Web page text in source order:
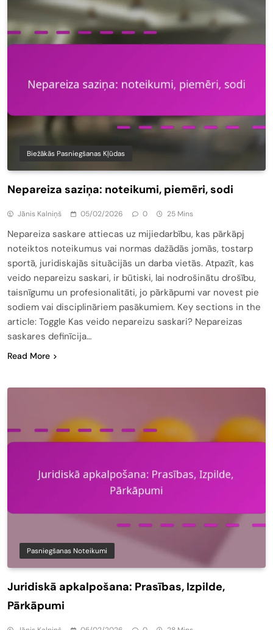
Biežākās Pasniegšanas Kļūdas
Nepareiza saziņa: noteikumi, piemēri, sodi
Jānis Kalniņš 05/02/2026 0 25 Mins
Nepareiza saskare attiecas uz mijiedarbību, kas pārkāpj
noteiktos noteikumus vai normas dažādās jomās, tostarp
sportā, juridiskajās situācijās un darba vietās. Atpazīt, kas
veido nepareizu saskari, ir būtiski, lai nodrošinātu drošību,
taisnīgumu un profesionalitāti, jo pārkāpumi var novest pie
sodiem vai disciplināriem pasākumiem. Key sections in the
article: Toggle Kas veido nepareizu saskari? Nepareizas
saskares definīcija…
Read More
Pasniegšanas Noteikumi
Juridiskā apkalpošana: Prasības, Izpilde,
Pārkāpumi